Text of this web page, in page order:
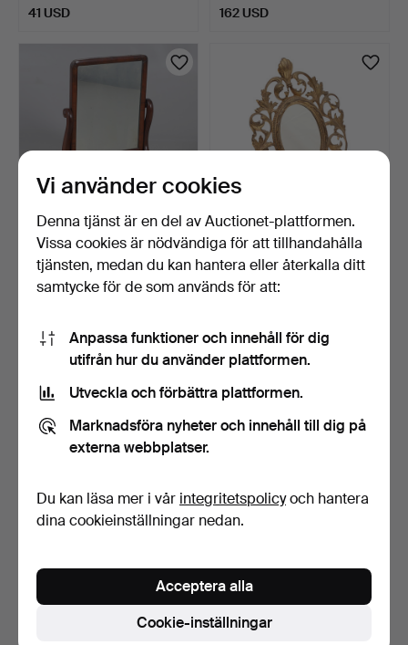
41 USD 162 USD
VIKTORIANSK SPEGEL I
MAHOGNY.
SPEGEL PÅ STÖD,
FÖRGYLLD.
5 dagar
MED BRÄNNMÅLNING.
Värdering
MED FURURAM.
5 dagar
Värdering
41 USD
Vi använder cookies
Denna tjänst är en del av Auctionet-plattformen.
Vissa cookies är nödvändiga för att tillhandahålla
tjänsten, medan du kan hantera eller återkalla ditt
samtycke för de som används för att:
Anpassa funktioner och innehåll för dig
utifrån hur du använder plattformen.
Utveckla och förbättra plattformen.
Marknadsföra nyheter och innehåll till dig på
externa webbplatser.
Du kan läsa mer i vår integritetspolicyoch hantera
dina cookieinställningar nedan.
Cookie-inställningar
Acceptera alla